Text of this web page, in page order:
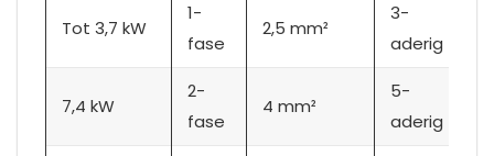
Tot 3,7 kW
1-
fase
2,5 mm²
3-
aderig
7,4 kW
2-
fase
4 mm²
5-
aderig